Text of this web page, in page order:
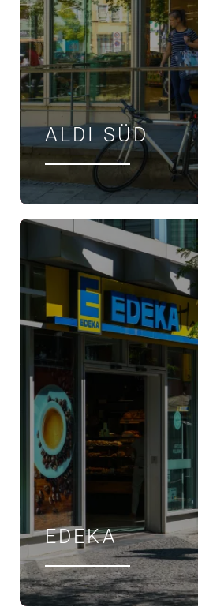
ALDI SÜD
ÖFFNUNGSZEITEN
EDEKA
ÖFFNUNGSZEITEN